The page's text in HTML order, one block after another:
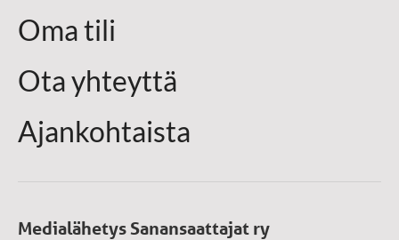
Oma tili
Ota yhteyttä
Ajankohtaista
Medialähetys Sanansaattajat ry